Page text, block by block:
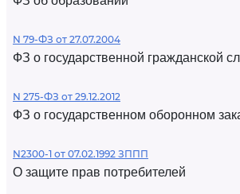
N 79-ФЗ от 27.07.2004
ФЗ о государственной гражданской
N 275-ФЗ от 29.12.2012
ФЗ о государственном оборонном
N2300-1 от 07.02.1992 ЗППП
О защите прав потребителей